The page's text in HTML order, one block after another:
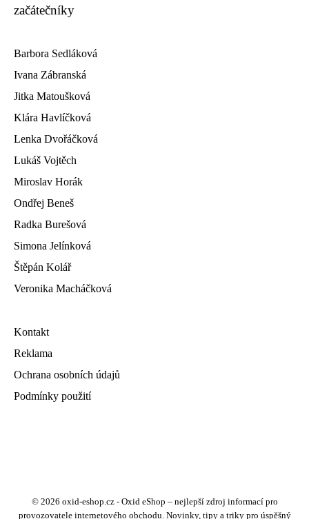
začátečníky
Barbora Sedláková
Ivana Zábranská
Jitka Matoušková
Klára Havlíčková
Lenka Dvořáčková
Lukáš Vojtěch
Miroslav Horák
Ondřej Beneš
Radka Burešová
Simona Jelínková
Štěpán Kolář
Veronika Macháčková
Kontakt
Reklama
Ochrana osobních údajů
Podmínky použití
© 2026 oxid-eshop.cz - Oxid eShop – nejlepší zdroj informací pro
provozovatele internetového obchodu. Novinky, tipy a triky pro úspěšný